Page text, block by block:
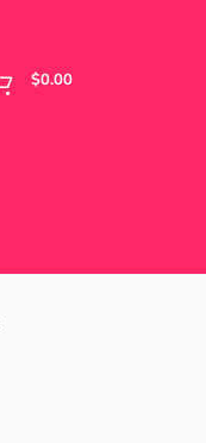
$0.00